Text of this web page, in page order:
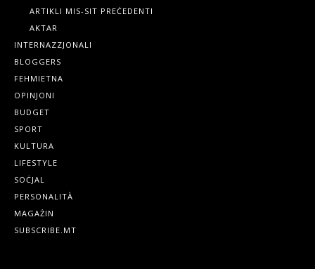
ARTIKLI MIS-SIT PREĊEDENTI
AKTAR
INTERNAZZJONALI
BLOGGERS
FEHMIETNA
OPINJONI
BUDGET
SPORT
KULTURA
LIFESTYLE
SOĊJAL
PERSONALITÀ
MAGAŻIN
SUBSCRIBE.MT